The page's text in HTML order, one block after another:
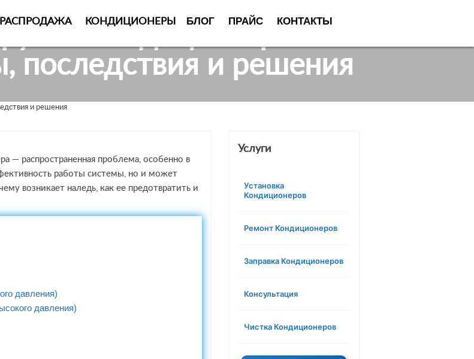
РАСПРОДАЖА КОНДИЦИОНЕРЫ БЛОГ ПРАЙС КОНТАКТЫ
кондиционера внешнего
последствия и решения
и решения
— распространенная проблема, особенно в
работы системы, но и может
возникает наледь, как ее предотвратить и
давления)
давления)
Услуги
Установка
Кондиционеров
Ремонт Кондиционеров
Заправка Кондиционеров
Консультация
Чистка Кондиционеров